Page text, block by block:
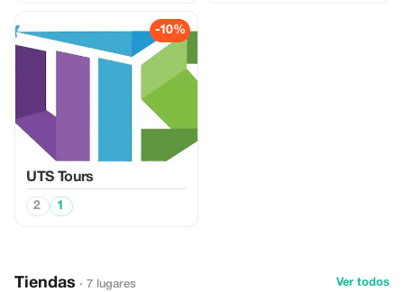
-10%
UTS Tours
2 1
Tiendas · 7 lugares Ver todos